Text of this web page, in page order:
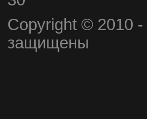
Copyright © 2010 -
защищены